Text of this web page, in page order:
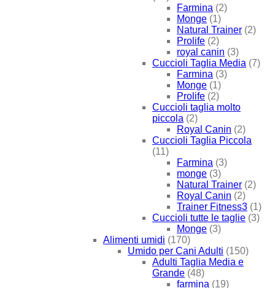
Farmina (2)
Monge (1)
Natural Trainer (2)
Prolife (2)
royal canin (3)
Cuccioli Taglia Media (7)
Farmina (3)
Monge (1)
Prolife (2)
Cuccioli taglia molto
piccola (2)
Royal Canin (2)
Cuccioli Taglia Piccola
(11)
Farmina (3)
monge (3)
Natural Trainer (2)
Royal Canin (2)
Trainer Fitness3 (1)
Cuccioli tutte le taglie (3)
Monge (3)
Alimenti umidi (170)
Umido per Cani Adulti (150)
Adulti Taglia Media e
Grande (48)
farmina (19)